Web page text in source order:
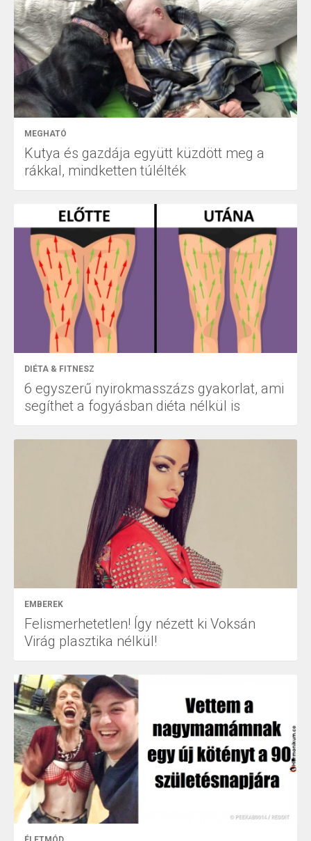
MEGHATÓ
Kutya és gazdája együtt küzdött meg a
rákkal, mindketten túlélték
DIÉTA & FITNESZ
6 egyszerű nyirokmasszázs gyakorlat, ami
segíthet a fogyásban diéta nélkül is
EMBEREK
Felismerhetetlen! Így nézett ki Voksán
Virág plasztika nélkül!